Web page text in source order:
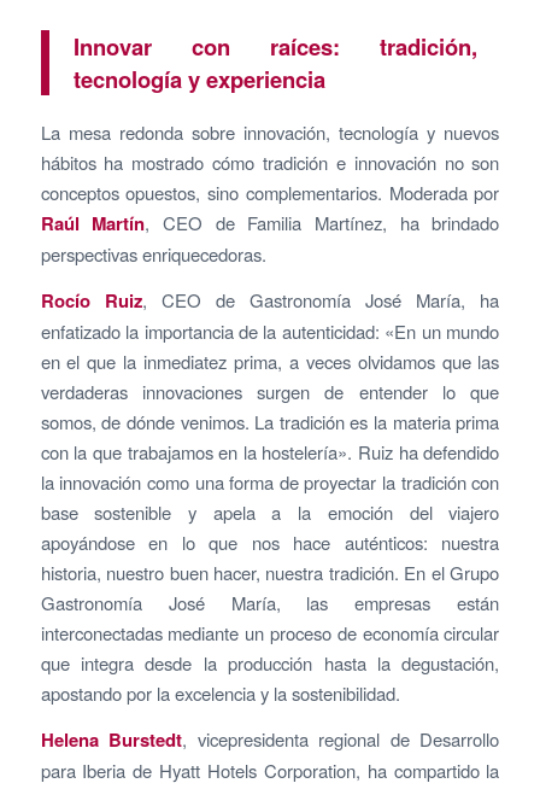
Innovar con raíces: tradición,
tecnología y experiencia
La mesa redonda sobre innovación, tecnología y nuevos
hábitos ha mostrado cómo tradición e innovación no son
conceptos opuestos, sino complementarios. Moderada por
Raúl Martín, CEO de Familia Martínez, ha brindado
perspectivas enriquecedoras.
Rocío Ruiz, CEO de Gastronomía José María, ha
enfatizado la importancia de la autenticidad: «En un mundo
en el que la inmediatez prima, a veces olvidamos que las
verdaderas innovaciones surgen de entender lo que
somos, de dónde venimos. La tradición es la materia prima
con la que trabajamos en la hostelería». Ruiz ha defendido
la innovación como una forma de proyectar la tradición con
base sostenible y apela a la emoción del viajero
apoyándose en lo que nos hace auténticos: nuestra
historia, nuestro buen hacer, nuestra tradición. En el Grupo
Gastronomía José María, las empresas están
interconectadas mediante un proceso de economía circular
que integra desde la producción hasta la degustación,
apostando por la excelencia y la sostenibilidad.
Helena Burstedt, vicepresidenta regional de Desarrollo
para Iberia de Hyatt Hotels Corporation, ha compartido la